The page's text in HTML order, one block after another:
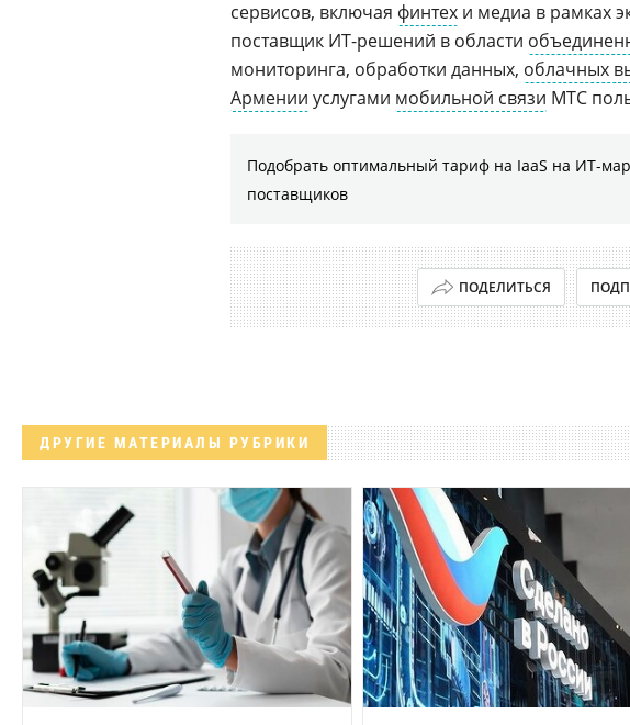
сервисов, включая финтех и медиа в рамках
поставщик ИТ-решений в области
мониторинга, обработки данных, облачных
Армении услугами мобильной связи МТС
Подобрать оптимальный тариф на IaaS на ИТ-
поставщиков
ПОДЕЛИТЬСЯ
ДРУГИЕ МАТЕРИАЛЫ РУБРИКИ